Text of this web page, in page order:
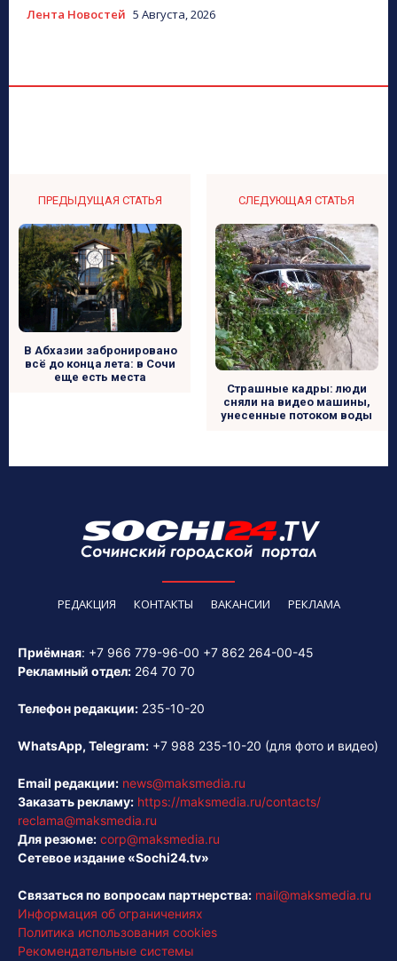
Лента Новостей 5 Августа, 2026
ПРЕДЫДУЩАЯ СТАТЬЯ
В Абхазии забронировано
всё до конца лета: в Сочи
еще есть места
СЛЕДУЮЩАЯ СТАТЬЯ
Страшные кадры: люди
сняли на видео машины,
унесенные потоком воды
РЕДАКЦИЯ КОНТАКТЫ ВАКАНСИИ РЕКЛАМА
Приёмная: +7 966 779-96-00 +7 862 264-00-45
Рекламный отдел: 264 70 70
Телефон редакции: 235-10-20
WhatsApp, Telegram: +7 988 235-10-20 (для фото и видео)
Email редакции: news@maksmedia.ru
Заказать рекламу: https://maksmedia.ru/contacts/
reclama@maksmedia.ru
Для резюме: corp@maksmedia.ru
Сетевое издание «Sochi24.tv»
Связаться по вопросам партнерства: mail@maksmedia.ru
Информация об ограничениях
Политика использования cookies
Рекомендательные системы